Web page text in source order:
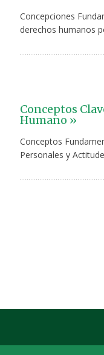
Concepciones
derechos humanos
Conceptos
Humano »
Conceptos
Personales y